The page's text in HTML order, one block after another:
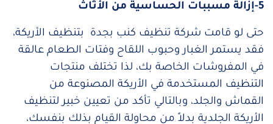
5-إزالة مسببات الحساسية من الأثاث
حتى لو قامت شركة تنظيف كنب بجدة بتنظيف الأريكة،
فقد يستمر الغبار وحبوب اللقاح وفتات الطعام عالقة
في المفروشات الخاصة بك، لذا تختلف منتجات
التنظيف المستخدمة في الأريكة المصنوعة من
القماش والجلد، وبالتالي تأكد من تعيين خبير لتنظيف
الأريكة الجلدية بدلاً من محاولة القيام بذلك بنفسك،